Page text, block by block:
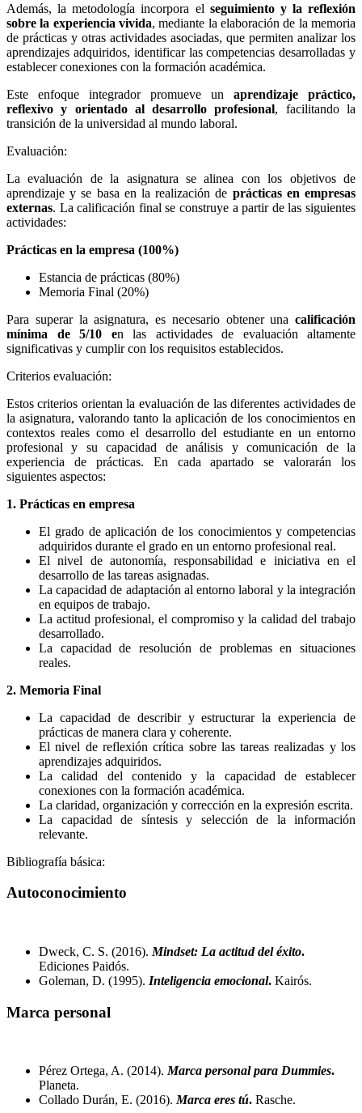
Además, la metodología incorpora el seguimiento y la reflexión
sobre la experiencia vivida, mediante la elaboración de la memoria
de prácticas y otras actividades asociadas, que permiten analizar los
aprendizajes adquiridos, identificar las competencias desarrolladas y
establecer conexiones con la formación académica.
Este enfoque integrador promueve un aprendizaje práctico,
reflexivo y orientado al desarrollo profesional, facilitando la
transición de la universidad al mundo laboral.
Evaluación:
La evaluación de la asignatura se alinea con los objetivos de
aprendizaje y se basa en la realización de prácticas en empresas
externas. La calificación final se construye a partir de las siguientes
actividades:
Prácticas en la empresa (100%)
Estancia de prácticas (80%)
Memoria Final (20%)
Para superar la asignatura, es necesario obtener una calificación
mínima de
5/10 en las actividades de evaluación altamente
significativas y cumplir con los requisitos establecidos.
Criterios evaluación:
Estos criterios orientan la evaluación de las diferentes actividades de
la asignatura, valorando tanto la aplicación de los conocimientos en
contextos reales como el desarrollo del estudiante en un entorno
profesional y su capacidad de análisis y comunicación de la
experiencia de prácticas. En cada apartado se valorarán los
siguientes aspectos:
1. Prácticas en empresa
El grado de aplicación de los conocimientos y competencias
adquiridos durante el grado en un entorno profesional real.
El nivel de autonomía, responsabilidad e iniciativa en el
desarrollo de las tareas asignadas.
La capacidad de adaptación al entorno laboral y la integración
en equipos de trabajo.
La actitud profesional, el compromiso y la calidad del trabajo
desarrollado.
La capacidad de resolución de problemas en situaciones
reales.
2. Memoria Final
La capacidad de describir y estructurar la experiencia de
prácticas de manera clara y coherente.
El nivel de reflexión crítica sobre las tareas realizadas y los
aprendizajes adquiridos.
La calidad del contenido y la capacidad de establecer
conexiones con la formación académica.
La claridad, organización y corrección en la expresión escrita.
La capacidad de síntesis y selección de la información
relevante.
Bibliografía básica:
Autoconocimiento
Dweck, C. S. (2016). Mindset: La actitud del éxito.
Ediciones Paidós.
Goleman, D. (1995). Inteligencia emocional. Kairós.
Marca personal
Pérez Ortega, A. (2014).Marca personal para Dummies.
Planeta.
Collado Durán, E. (2016).Marca eres tú. Rasche.